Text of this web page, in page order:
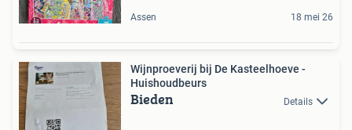
Assen 18 mei 26
Wijnproeverij bij De Kasteelhoeve -
Huishoudbeurs
Bieden Details